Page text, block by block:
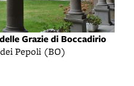
Grazie di Boccadirio
Pepoli (BO)